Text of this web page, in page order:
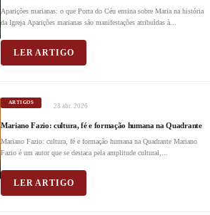
Aparições marianas: o que Porta do Céu ensina sobre Maria na história
da Igreja Aparições marianas são manifestações atribuídas à...
LER ARTIGO
ARTIGOS 28 abr. 2026
Mariano Fazio: cultura, fé e formação humana na Quadrante
Mariano Fazio: cultura, fé e formação humana na Quadrante Mariano
Fazio é um autor que se destaca pela amplitude cultural,...
LER ARTIGO